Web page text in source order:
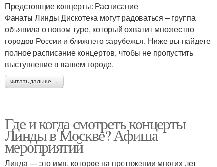
Предстоящие концерты: Расписание
Фанаты Линды Дискотека могут радоваться – группа
объявила о новом туре, который охватит множество
городов России и ближнего зарубежья. Ниже вы найдете
полное расписание концертов, чтобы не пропустить
выступление в вашем городе.
читать дальше →
Где и когда смотреть концерты
Линды в Москве? Афиша
мероприятий
Линда — это имя, которое на протяжении многих лет